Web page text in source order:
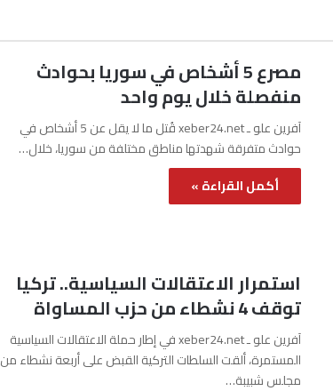
مصرع 5 أشخاص في سوريا بحوادث
منفصلة خلال يوم واحد
آفرين علو ـ xeber24.net قُتل ما لا يقل عن 5 أشخاص في
حوادث متفرقة شهدتها مناطق مختلفة من سوريا، خلال…
أكمل القراءة »
استمرار الاعتقالات السياسية.. تركيا
توقف 4 نشطاء من حزب المساواة
آفرين علو ـ xeber24.net في إطار حملة الاعتقالات السياسية
المستمرة، ألقت السلطات التركية القبض على أربعة نشطاء من
مجلس شبيبة…